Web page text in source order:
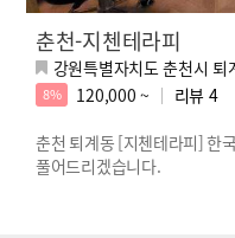
춘천-지첸테라피
강원특별자치도 춘천시
8% 120,000 ~ 리뷰 4
춘천 퇴계동 [지첸테라피] 한
풀어드리겠습니다.